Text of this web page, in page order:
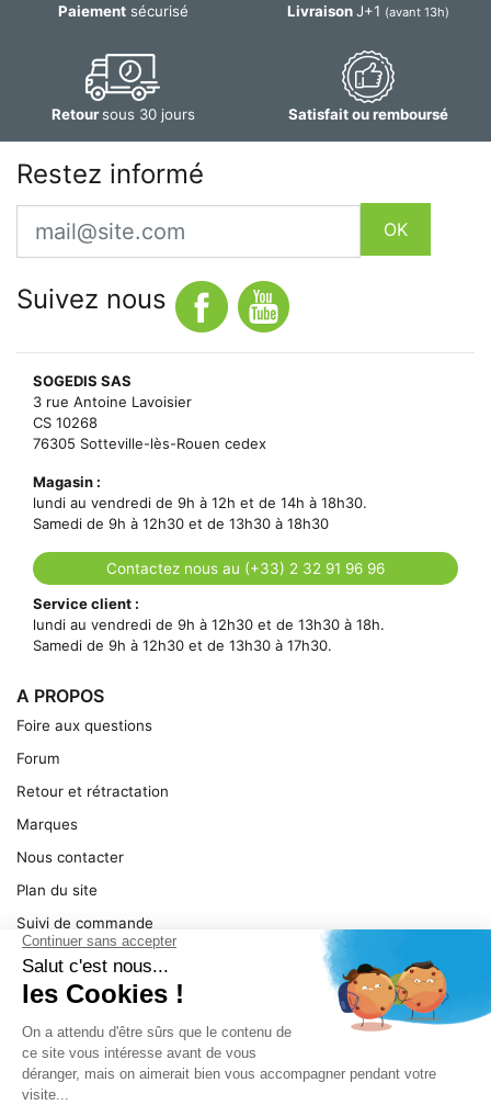
Paiementsécurisé LivraisonJ+1 (avant 13h)
Retoursous 30 jours Satisfait ou remboursé
Restez informé
Email
OK
Suivez nous
SOGEDIS SAS
3 rue Antoine Lavoisier
CS 10268
76305 Sotteville-lès-Rouen cedex
Magasin :
lundi au vendredi de 9h à 12h et de 14h à 18h30.
Samedi de 9h à 12h30 et de 13h30 à 18h30
Contactez nous au (+33) 2 32 91 96 96
Service client :
lundi au vendredi de 9h à 12h30 et de 13h30 à 18h.
Samedi de 9h à 12h30 et de 13h30 à 17h30.
A PROPOS
Foire aux questions
Forum
Retour et rétractation
Marques
Nous contacter
Plan du site
Suivi de commande
Ma facture
Mentions légales
SERVICE
Pièces détachées